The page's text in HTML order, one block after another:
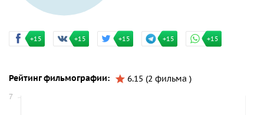
+15 +15 +15 +15 +15
Рейтинг фильмографии: 6.15 (2 фильма )